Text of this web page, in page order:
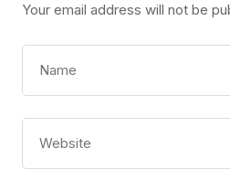
Your email address will not be